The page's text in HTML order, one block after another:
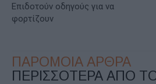
Επιδοτούν οδηγούς για να
φορτίζουν
ΠΑΡΟΜΟΙΑ ΑΡΘΡΑ
ΠΕΡΙΣΣΟΤΕΡΑ ΑΠΟ